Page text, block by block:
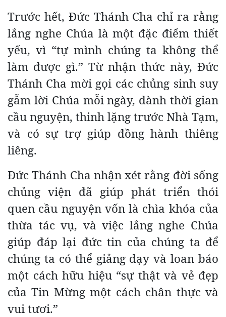
Trước hết, Đức Thánh Cha chỉ ra rằng
lắng nghe Chúa là một đặc điểm thiết
yếu, vì “tự mình chúng ta không thể
làm được gì.” Từ nhận thức này, Đức
Thánh Cha mời gọi các chủng sinh suy
gẫm lời Chúa mỗi ngày, dành thời gian
cầu nguyện, thinh lặng trước Nhà Tạm,
và có sự trợ giúp đồng hành thiêng
liêng.
Đức Thánh Cha nhận xét rằng đời sống
chủng viện đã giúp phát triển thói
quen cầu nguyện vốn là chìa khóa của
thừa tác vụ, và việc lắng nghe Chúa
giúp đáp lại đức tin của chúng ta để
chúng ta có thể giảng dạy và loan báo
một cách hữu hiệu “sự thật và vẻ đẹp
của Tin Mừng một cách chân thực và
vui tươi.”